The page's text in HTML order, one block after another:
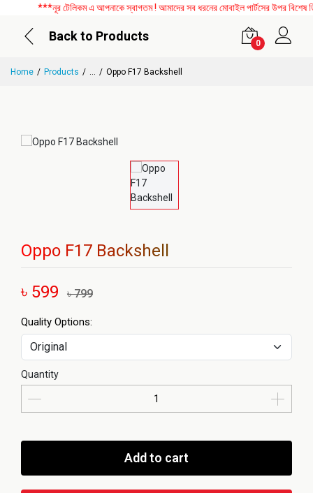
***নূর টেলিকম এ আপনাকে স্বাগতম ! আমাদের সব ধরনের মোবাইল পার্টসের উপর বিশেষ
Back to Products
0
Home Products ... Oppo F17 Backshell
Oppo F17 Backshell
৳ 599 ৳ 799
Quality Options:
Quantity
Add to cart